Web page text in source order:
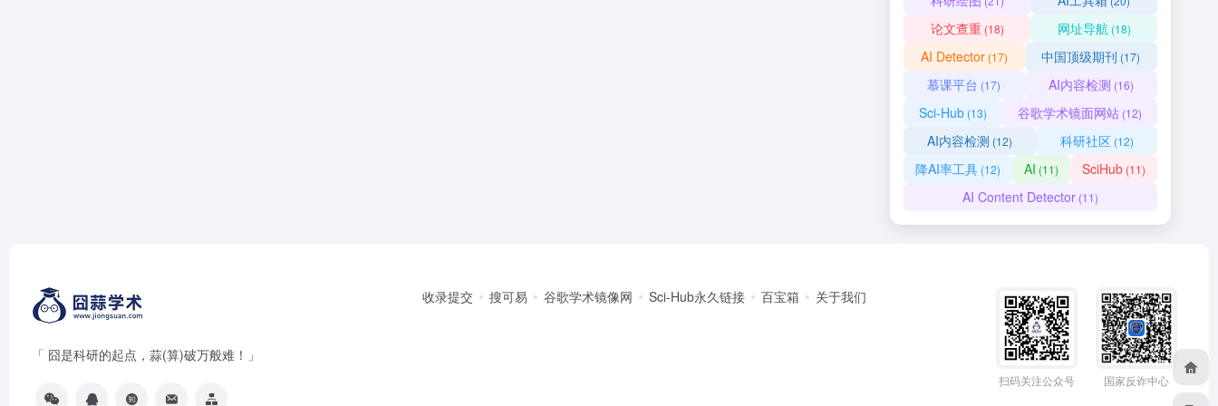
论文查重(18) 网址导航 (18)
AI Detector(17) 中国顶级期刊 (17)
慕课平台 (17) AI内容检测 (16)
Sci-Hub (13) 谷歌学术镜面网站 (12)
AI内容检测 (12) 科研社区(12)
降AI率工具 (12) AI (11) SciHub (11)
AI Content Detector (11)
「 囧是科研的起点，蒜(算)破万般难！」
收录提交 搜可易 谷歌学术镜像网 Sci-Hub永久链接 百宝箱 关于我们
扫码关注公众号 国家反诈中心